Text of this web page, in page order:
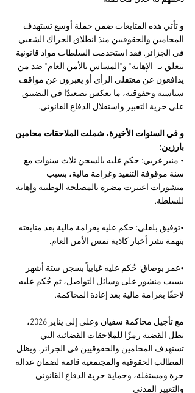
و تأتي هذه المتابعات ضمن حملة أوسع تستهدف
المحامين والحقوقيين منذ انطلاق الحراك الشعبي
في الجزائر. فقد استخدمت السلطات مواد قانونية
تتعلق بـ “الإهانة” و”المساس بالأمن العام” ضد من
يدافعون عن معتقلي الرأي أو يعبرون عن مواقف
سياسية وحقوقية، ما يعكس تصعيدًا في التضييق
على حرية التعبير واستقلال الدفاع القانوني.
و في السنوات الأخيرة، شملت الملاحقات محامين
بارزين:
• منير غربي: حكم عليه بالسجن ثلاث سنوات مع
سنة موقوفة التنفيذ وغرامة مالية، بسبب
منشورات اعتبرت مضرة بالمصلحة الوطنية وإهانة
للسلطة.
•توفيق بلعلى: حكم عليه بغرامة مالية بعد متابعته
بتهمة نشر أخبار كاذبة تمس الأمن العام.
•عمر بوصاق: حُكم عليه غيابياً بسجن ستة أشهر
بسبب منشور على وسائل التواصل، ثم حُكم عليه
لاحقًا بغرامة مالية بعد إعادة المحاكمة.
مع تأجيل محاكمة سفيان وعلي إلى يناير 2026،
تظل القضية رمزًا للملاحقات القضائية التي
تستهدف المحامين والحقوقيين في الجزائر. ويظل
المطالب الحقوقية والمجتمعية قائمة لضمان عدالة
حرة ومستقلة، وحماية حرية الدفاع القانوني
والتعبير المدني.